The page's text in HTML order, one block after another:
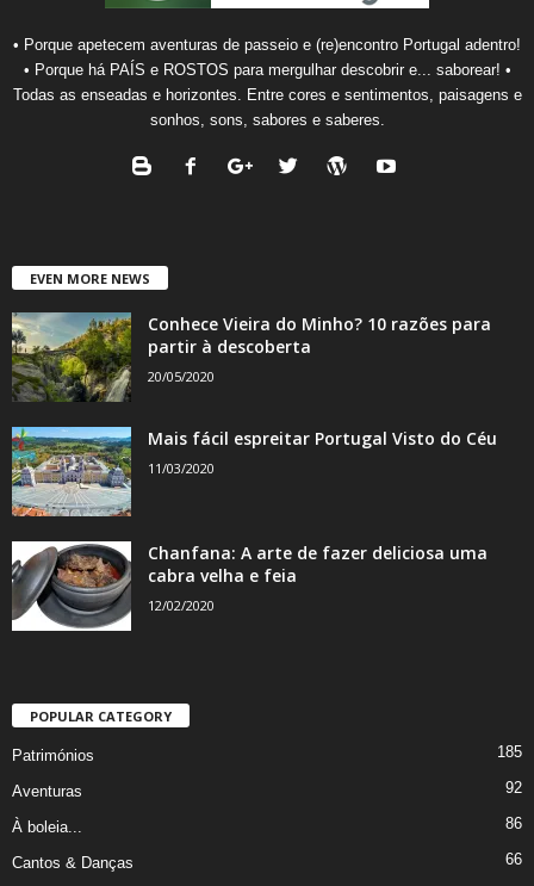
• Porque apetecem aventuras de passeio e (re)encontro Portugal adentro!
• Porque há PAÍS e ROSTOS para mergulhar descobrir e... saborear! •
Todas as enseadas e horizontes. Entre cores e sentimentos, paisagens e
sonhos, sons, sabores e saberes.
EVEN MORE NEWS
Conhece Vieira do Minho? 10 razões para
partir à descoberta
20/05/2020
Mais fácil espreitar Portugal Visto do Céu
11/03/2020
Chanfana: A arte de fazer deliciosa uma
cabra velha e feia
12/02/2020
POPULAR CATEGORY
Patrimónios 185
Aventuras 92
À boleia... 86
Cantos & Danças 66